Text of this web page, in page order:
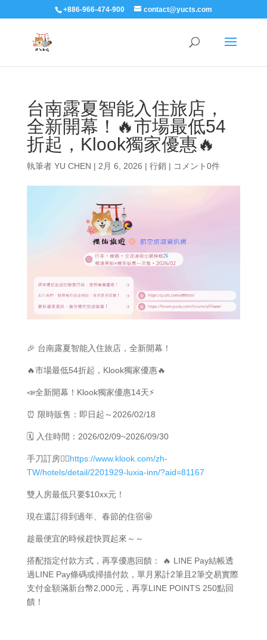
+886-966-474-900 contact@yucts.com
台南露夏智能入住旅店，
全新開幕！🔥市場最低54
折起，Klook獨家優惠🔥
執筆者 YU CHEN | 2月 6, 2026 | 行銷| コメント0件
🎉 台南露夏智能入住旅店，全新開幕！
🔥市場最低54折起，Klook獨家優惠🔥
📣全新開幕！Klook獨家優惠14天⚡
⏰ 限時販售：即日起～2026/02/18
🗓️ 入住時間：2026/02/09~2026/09/30
手刀訂房👉🏻https://www.klook.com/zh-
TW/hotels/detail/2201929-luxia-inn/?aid=81167
雙人房最低只要$10xx元！
現在還訂得到過年、春節的住宿🤩
趁最便宜的時候趕快買起來～～
搭配指定付款方式，再享優惠回饋： 🔥 LINE Pay結帳透
過LINE Pay條碼或掃描付款，單月累計2筆且2筆交易實際
支付金額滿新台幣2,000元，再享LINE POINTS 250點回
饋！